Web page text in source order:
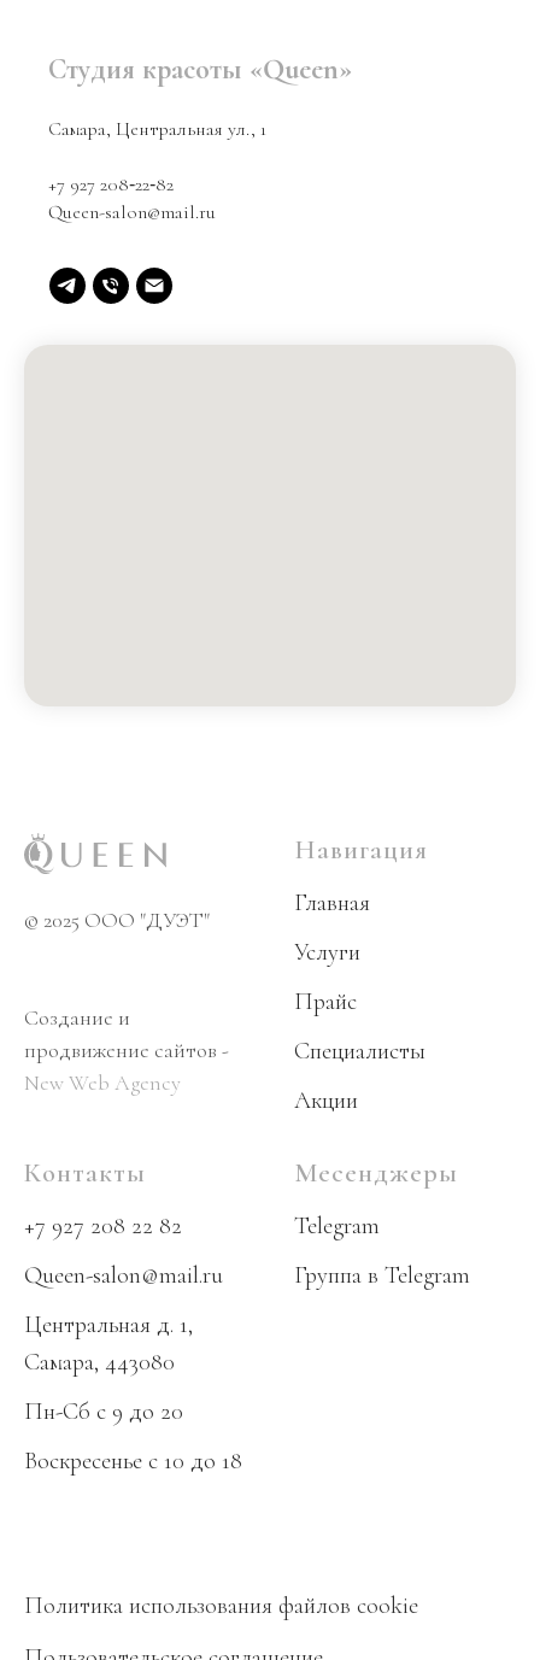
Студия красоты «Queen»
Самара, Центральная ул., 1
+7 927 208‑22‑82
Queen-salon@mail.ru
© 2025 OOO "ДУЭТ"
Создание и
продвижение сайтов -
New Web Agency
Навигация
Главная
Услуги
Прайс
Специалисты
Акции
Контакты
+7 927 208 22 82
Queen-salon@mail.ru
Центральная д. 1,
Самара, 443080
Пн-Сб с 9 до 20
Воскресенье с 10 до 18
Месенджеры
Telegram
Группа в Telegram
Политика использования файлов cookie